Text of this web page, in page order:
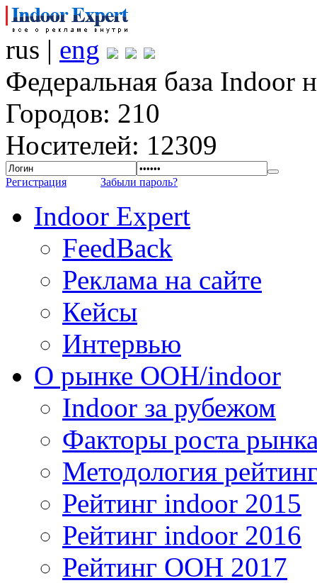
rus | eng
Федеральная база Indoor
Городов: 210
Носителей: 12309
Регистрация Забыли пароль?
Indoor Expert
FeedBack
Реклама на сайте
Кейсы
Интервью
О рынке OOH/indoor
Indoor за рубежом
Факторы роста
Методология
Рейтинг indoor 2015
Рейтинг indoor 2016
Рейтинг OOH 2017